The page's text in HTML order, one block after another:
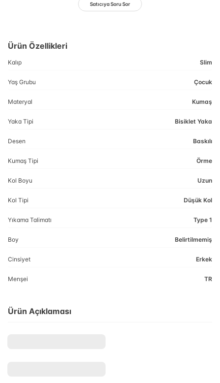
Satıcıya Soru Sor
Ürün Özellikleri
Kalıp Slim
Yaş Grubu Çocuk
Materyal Kumaş
Yaka Tipi Bisiklet Yaka
Desen Baskılı
Kumaş Tipi Örme
Kol Boyu Uzun
Kol Tipi Düşük Kol
Yıkama Talimatı Type 1
Boy Belirtilmemiş
Cinsiyet Erkek
Menşei TR
Ürün Açıklaması